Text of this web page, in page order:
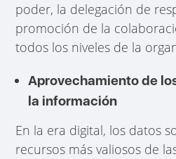
poder, la delegación de
promoción de la
todos los niveles de la
Aprovechamiento de
la información
En la era digital, los datos
recursos más valiosos de